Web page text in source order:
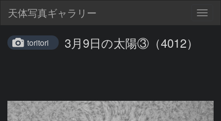
天体写真ギャラリー
toritori 3月9日の太陽③（4012）